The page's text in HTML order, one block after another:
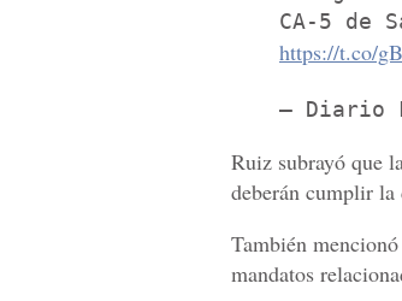
CA-5 de
https://t.co/
— Diario
Ruiz subrayó que
deberán cumplir la
También
mandatos